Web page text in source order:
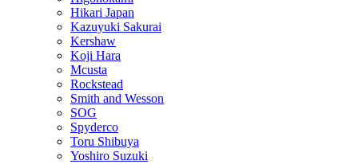
Hikari Japan
Kazuyuki Sakurai
Kershaw
Koji Hara
Mcusta
Rockstead
Smith and Wesson
SOG
Spyderco
Toru Shibuya
Yoshiro Suzuki